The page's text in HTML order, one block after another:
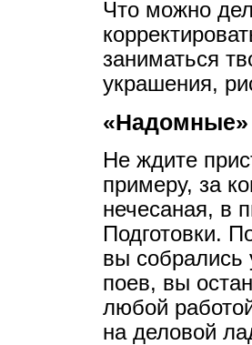
Что можно
заниматься
украшения,
«Надомные»
Не ждите
примеру, за
нечесаная, в
Подготовки.
вы
поев, вы
любой
на деловой